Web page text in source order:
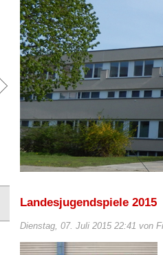
Landesjugendspiele 2015
Dienstag, 07. Juli 2015 22:41 von